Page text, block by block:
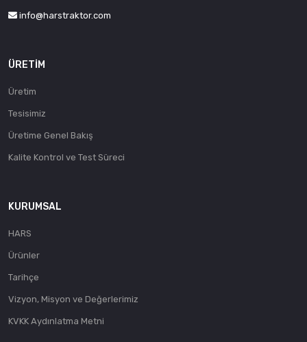
info@harstraktor.com
ÜRETIM
Üretim
Tesisimiz
Üretime Genel Bakış
Kalite Kontrol ve Test Süreci
KURUMSAL
HARS
Ürünler
Tarihçe
Vizyon, Misyon ve Değerlerimiz
KVKK Aydınlatma Metni